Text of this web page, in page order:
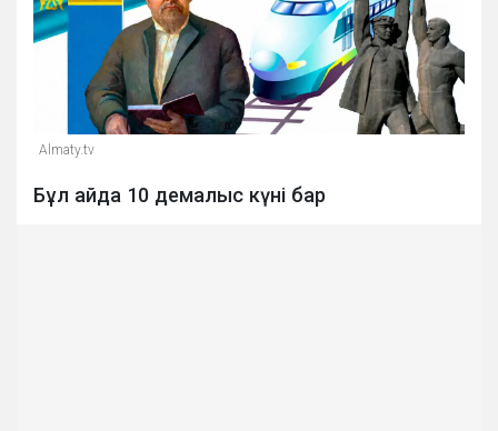
Almaty.tv
Бұл айда 10 демалыс күні бар